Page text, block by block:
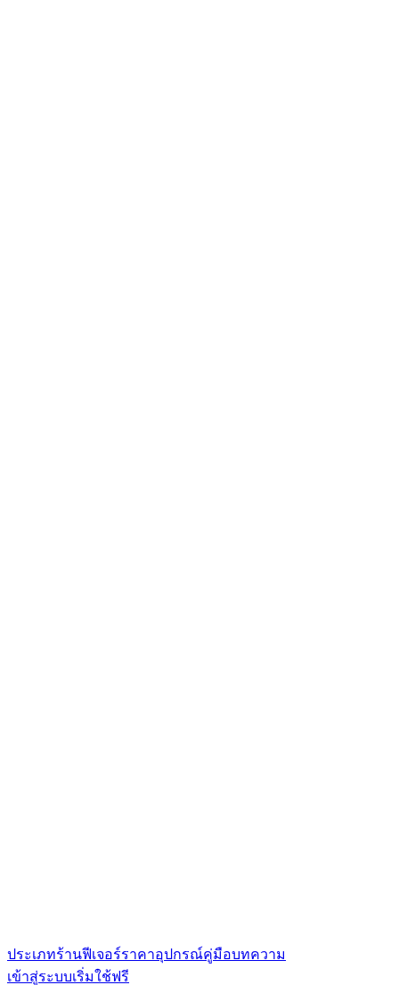
ประเภทร้านฟีเจอร์ราคาอุปกรณ์คู่มือบทความ
เข้าสู่ระบบเริ่มใช้ฟรี